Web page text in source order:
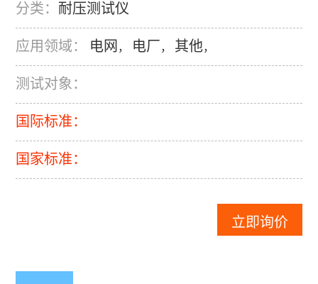
分类： 耐压测试仪
应用领域： 电网 ， 电厂， 其他，
测试对象：
国际标准：
国家标准：
立即询价